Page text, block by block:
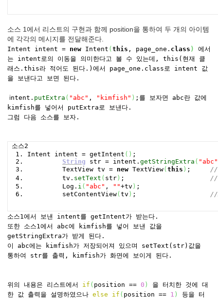
소스 1에서 리스트의 구현과 함께 position을 통하여 두 개의 아이템
에 각각의 메시지를 전달해준다.
Intent intent = new Intent ( this , page_one. class ) 에서
는 intent로의 이동을 의미한다고 볼 수 있는데, this(현재 클
래스.this라 적어도 된다.)에서 page_one.class로 intent 값
을 보낸다고 보면 된다.
intent. putExtra ( "abc" , "kimfish" ) ;를 보자면 abc란 값에
kimfish를 넣어서 putExtra로 보낸다.
그럼 다음 소스를 보자.
소스2
Intent intent = getIntent ( ) ;
String str = intent. getStringExtra ( "abc"
TextView tv = new TextView( this ) ;
//
tv. setText ( str ) ;
//
Log. i ( "abc" , ""+tv ) ;
setContentView( tv ) ; //
소스1에서 보낸 intent를 getIntent가 받는다.
또한 소스1에서 abc에 kimfish를 넣어 보낸 값을
getStringExtra가 받게 된다.
이 abc에는 kimfish가 저장되어져 있으며 setText(str)값을
통하여 str를 출력, kimfish가 화면에 보이게 된다.
위의 내용은 리스트에서 if ( position == 0 ) 을 터치한 것에 대
한 값 출력을 설명하였으나 else if ( position == 1 ) 등을 터